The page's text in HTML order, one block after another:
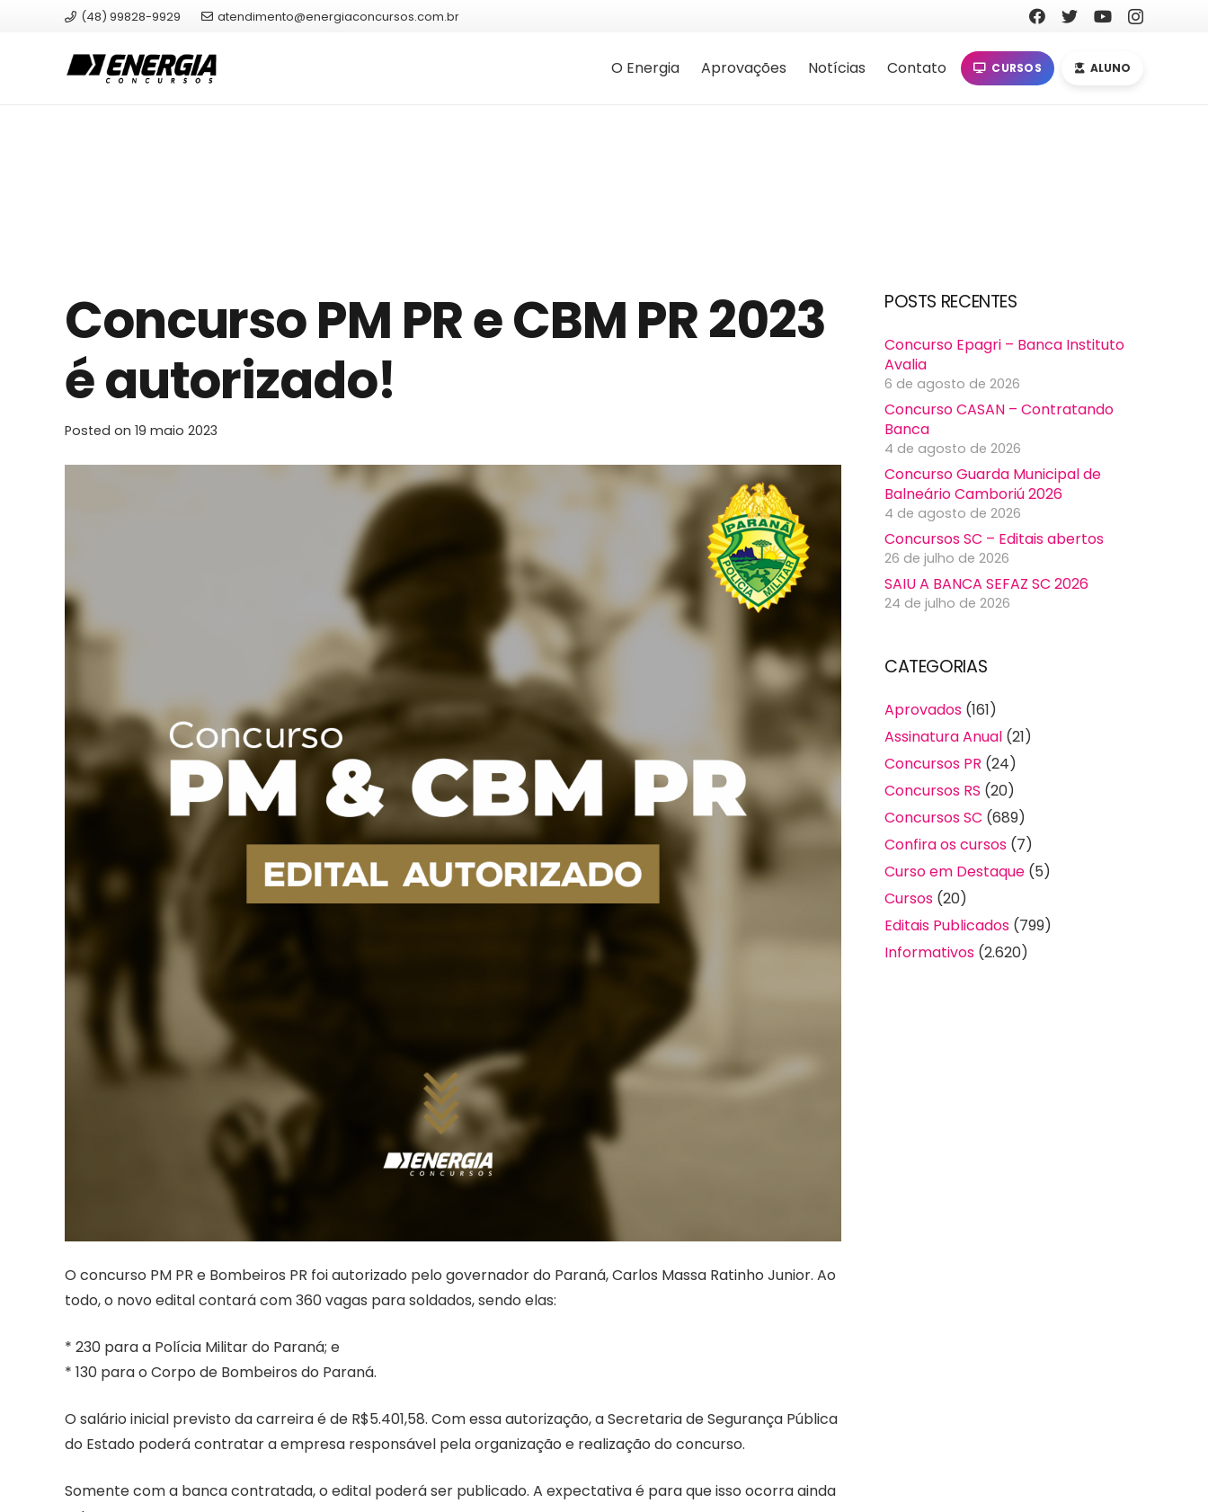
(48) 99828-9929 atendimento@energiaconcursos.com.br
O Energia Aprovações Notícias Contato CURSOS ALUNO
Concurso PM PR e CBM PR 2023
é autorizado!
Posted on 19 maio 2023
O concurso PM PR e Bombeiros PR foi autorizado pelo governador do Paraná, Carlos Massa Ratinho Junior. Ao
todo, o novo edital contará com 360 vagas para soldados, sendo elas:
* 230 para a Polícia Militar do Paraná; e
* 130 para o Corpo de Bombeiros do Paraná.
O salário inicial previsto da carreira é de R$5.401,58. Com essa autorização, a Secretaria de Segurança Pública
do Estado poderá contratar a empresa responsável pela organização e realização do concurso.
Somente com a banca contratada, o edital poderá ser publicado. A expectativa é para que isso ocorra ainda
POSTS RECENTES
Concurso Epagri – Banca Instituto
Avalia
6 de agosto de 2026
Concurso CASAN – Contratando
Banca
4 de agosto de 2026
Concurso Guarda Municipal de
Balneário Camboriú 2026
4 de agosto de 2026
Concursos SC – Editais abertos
26 de julho de 2026
SAIU A BANCA SEFAZ SC 2026
24 de julho de 2026
CATEGORIAS
Aprovados (161)
Assinatura Anual (21)
Concursos PR (24)
Concursos RS (20)
Concursos SC (689)
Confira os cursos (7)
Curso em Destaque (5)
Cursos (20)
Editais Publicados (799)
Informativos (2.620)